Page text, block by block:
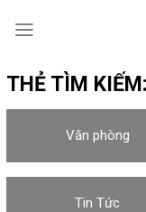
THẺ TÌM KIẾM:
Văn phòng
Tin Tức